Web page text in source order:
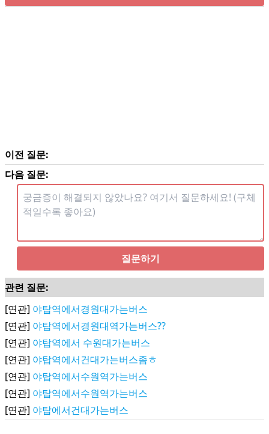
이전 질문:
다음 질문:
질문하기
관련 질문:
[연관] 야탑역에서경원대가는버스
[연관] 야탑역에서경원대역가는버스??
[연관] 야탑역에서 수원대가는버스
[연관] 야탑역에서건대가는버스좀ㅎ
[연관] 야탑역에서수원역가는버스
[연관] 야탑역에서수원역가는버스
[연관] 야탑에서건대가는버스